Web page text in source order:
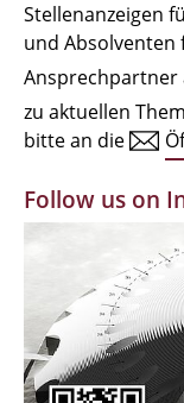
Institute
Zeichensäle
MBW |
Alumni |
Dokumente
Stellenanzeigen
und Absolventen
Ansprechpartner
zu aktuellen
bitte an die
Follow us on